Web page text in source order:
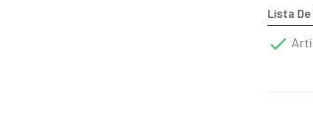
Lista
